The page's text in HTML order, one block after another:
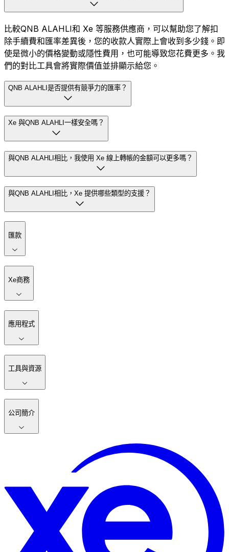
比較QNB ALAHLI和 Xe 等服務供應商，可以幫助您了解扣
除手續費和匯率差異後，您的收款人實際上會收到多少錢。即
使是微小的價格變動或隱性費用，也可能導致您花費更多。我
們的對比工具會將實際價值並排顯示給您。
QNB ALAHLI是否提供有競爭力的匯率？
Xe 與QNB ALAHLI一樣安全嗎？
與QNB ALAHLI相比，我使用 Xe 線上轉帳的金額可以更多嗎？
與QNB ALAHLI相比，Xe 提供哪些類型的支援？
匯款
Xe商務
應用程式
工具與資源
公司簡介